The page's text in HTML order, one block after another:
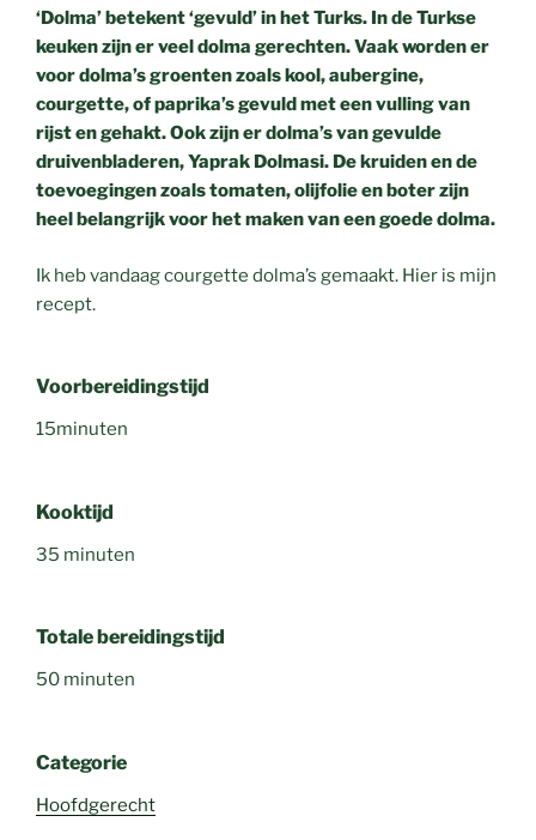
‘Dolma’ betekent ‘gevuld’ in het Turks. In de Turkse
keuken zijn er veel dolma gerechten. Vaak worden er
voor dolma’s groenten zoals kool, aubergine,
courgette, of paprika’s gevuld met een vulling van
rijst en gehakt. Ook zijn er dolma’s van gevulde
druivenbladeren, Yaprak Dolmasi. De kruiden en de
toevoegingen zoals tomaten, olijfolie en boter zijn
heel belangrijk voor het maken van een goede dolma.
Ik heb vandaag courgette dolma’s gemaakt. Hier is mijn
recept.
Voorbereidingstijd
15minuten
Kooktijd
35 minuten
Totale bereidingstijd
50 minuten
Categorie
Hoofdgerecht